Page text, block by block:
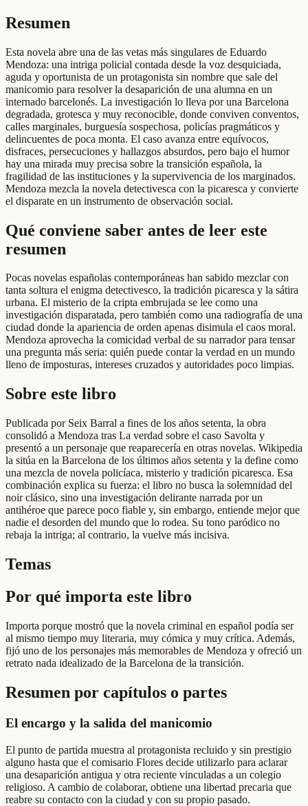
Resumen
Esta novela abre una de las vetas más singulares de Eduardo
Mendoza: una intriga policial contada desde la voz desquiciada,
aguda y oportunista de un protagonista sin nombre que sale del
manicomio para resolver la desaparición de una alumna en un
internado barcelonés. La investigación lo lleva por una Barcelona
degradada, grotesca y muy reconocible, donde conviven conventos,
calles marginales, burguesía sospechosa, policías pragmáticos y
delincuentes de poca monta. El caso avanza entre equívocos,
disfraces, persecuciones y hallazgos absurdos, pero bajo el humor
hay una mirada muy precisa sobre la transición española, la
fragilidad de las instituciones y la supervivencia de los marginados.
Mendoza mezcla la novela detectivesca con la picaresca y convierte
el disparate en un instrumento de observación social.
Qué conviene saber antes de leer este
resumen
Pocas novelas españolas contemporáneas han sabido mezclar con
tanta soltura el enigma detectivesco, la tradición picaresca y la sátira
urbana. El misterio de la cripta embrujada se lee como una
investigación disparatada, pero también como una radiografía de una
ciudad donde la apariencia de orden apenas disimula el caos moral.
Mendoza aprovecha la comicidad verbal de su narrador para tensar
una pregunta más seria: quién puede contar la verdad en un mundo
lleno de imposturas, intereses cruzados y autoridades poco limpias.
Sobre este libro
Publicada por Seix Barral a fines de los años setenta, la obra
consolidó a Mendoza tras La verdad sobre el caso Savolta y
presentó a un personaje que reaparecería en otras novelas. Wikipedia
la sitúa en la Barcelona de los últimos años setenta y la define como
una mezcla de novela policíaca, misterio y tradición picaresca. Esa
combinación explica su fuerza: el libro no busca la solemnidad del
noir clásico, sino una investigación delirante narrada por un
antihéroe que parece poco fiable y, sin embargo, entiende mejor que
nadie el desorden del mundo que lo rodea. Su tono paródico no
rebaja la intriga; al contrario, la vuelve más incisiva.
Temas
Por qué importa este libro
Importa porque mostró que la novela criminal en español podía ser
al mismo tiempo muy literaria, muy cómica y muy crítica. Además,
fijó uno de los personajes más memorables de Mendoza y ofreció un
retrato nada idealizado de la Barcelona de la transición.
Resumen por capítulos o partes
El encargo y la salida del manicomio
El punto de partida muestra al protagonista recluido y sin prestigio
alguno hasta que el comisario Flores decide utilizarlo para aclarar
una desaparición antigua y otra reciente vinculadas a un colegio
religioso. A cambio de colaborar, obtiene una libertad precaria que
reabre su contacto con la ciudad y con su propio pasado.